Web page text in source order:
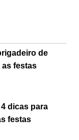
de
as festas
dicas para
festas